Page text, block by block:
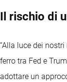
Il rischio di
“Alla luce dei
ferro tra Fed e
adottare un